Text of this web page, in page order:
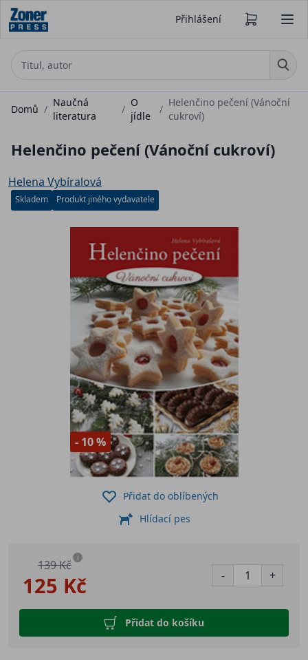
Přihlášení
Domů /
Naučná
literatura
/
O
jídle
/
Helenčino pečení (Vánoční
cukroví)
Helenčino pečení (Vánoční cukroví)
Helena Vybíralová
Skladem Produkt jiného vydavatele
- 10 %
125 Kč
139 Kč i
- +
Přidat do košíku
Přidat do oblíbených
Hlídací pes